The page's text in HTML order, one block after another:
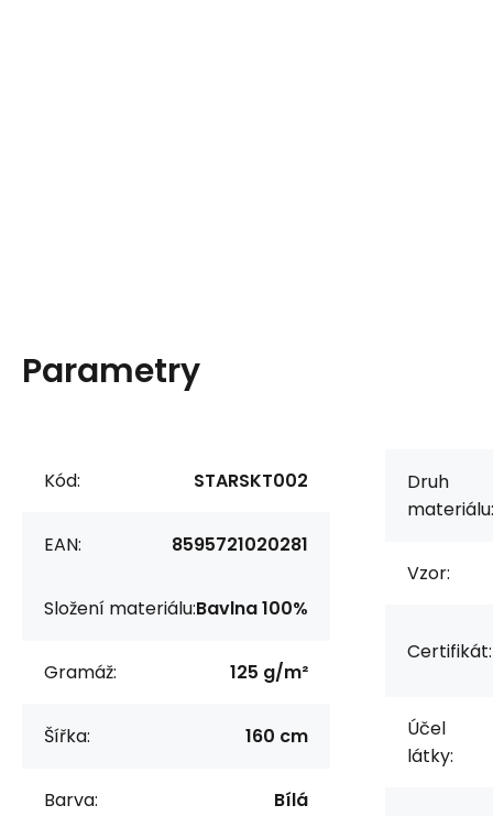
Parametry
Kód: STARSKT002
EAN: 8595721020281
Složení materiálu:Bavlna 100%
Gramáž: 125 g/m²
Šířka: 160 cm
Barva: Bílá
Druh
materiálu:
Vzor:
Certifikát:
Účel
látky: